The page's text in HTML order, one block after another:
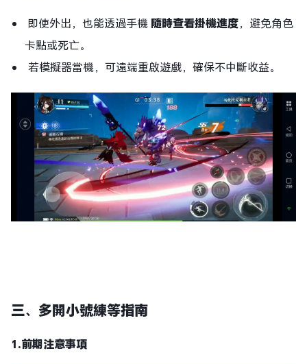
即使外出，也能透過手機 隨時查看掛機進度，避免角色
卡點或死亡。
若模擬器當機，可遠端重啟遊戲，確保不中斷收益。
三、多開小號練等指南
1.前期注意事項